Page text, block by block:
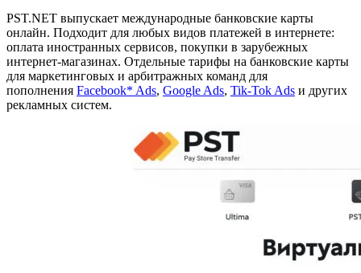
PST.NET выпускает международные банковские карты
онлайн. Подходит для любых видов платежей в интернете:
оплата иностранных сервисов, покупки в зарубежных
интернет-магазинах. Отдельные тарифы на банковские карты
для маркетинговых и арбитражных команд для
пополнения Facebook* Ads, Google Ads, Tik-Tok Ads и других
рекламных систем.